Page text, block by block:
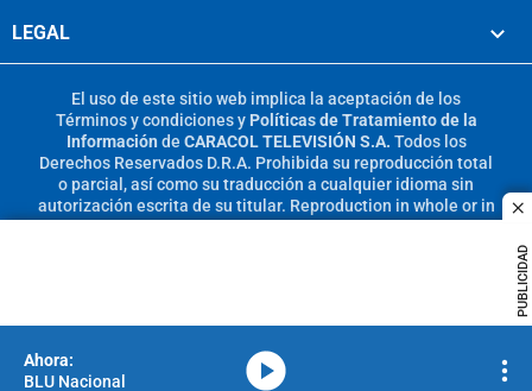
PUBLICIDAD
LEGAL
El uso de este sitio web implica la aceptación de los
Términos y condicionesy Políticas de Tratamiento de la
Información de CARACOL TELEVISIÓN S.A. Todos los
Derechos Reservados D.R.A. Prohibida su reproducción total
o parcial, así como su traducción a cualquier idioma sin
autorización escrita de su titular. Reproduction in whole or in
BLU Nacional